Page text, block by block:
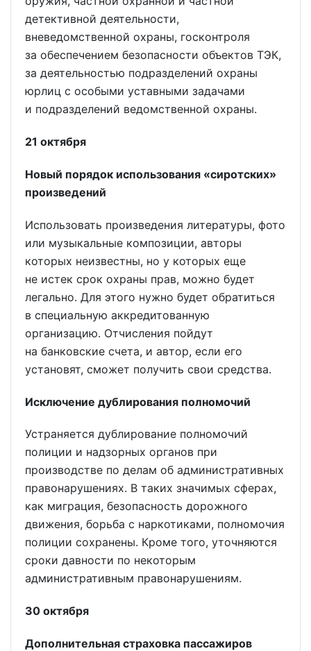
детективной деятельности,
вневедомственной охраны, госконтроля
за обеспечением безопасности объектов ТЭК,
за деятельностью подразделений охраны
юрлиц с особыми уставными задачами
и подразделений ведомственной охраны.
21 октября
Новый порядок использования «сиротских»
произведений
Использовать произведения литературы, фото
или музыкальные композиции, авторы
которых неизвестны, но у которых еще
не истек срок охраны прав, можно будет
легально. Для этого нужно будет обратиться
в специальную аккредитованную
организацию. Отчисления пойдут
на банковские счета, и автор, если его
установят, сможет получить свои средства.
Исключение дублирования полномочий
Устраняется дублирование полномочий
полиции и надзорных органов при
производстве по делам об административных
правонарушениях. В таких значимых сферах,
как миграция, безопасность дорожного
движения, борьба с наркотиками, полномочия
полиции сохранены. Кроме того, уточняются
сроки давности по некоторым
административным правонарушениям.
30 октября
Дополнительная страховка пассажиров